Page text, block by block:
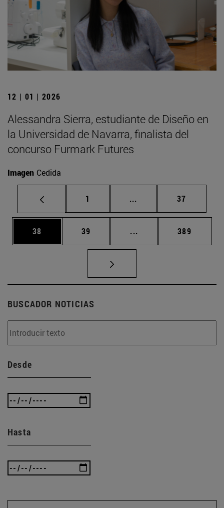
12 | 01 | 2026
Alessandra Sierra, estudiante de Diseño en
la Universidad de Navarra, finalista del
concurso Furmark Futures
Imagen Cedida
Página
1 ... Páginas intermedias
Página
37
Página
38 Página
39 ... Páginas intermedias
Página
389
BUSCADOR NOTICIAS
Desde
Hasta